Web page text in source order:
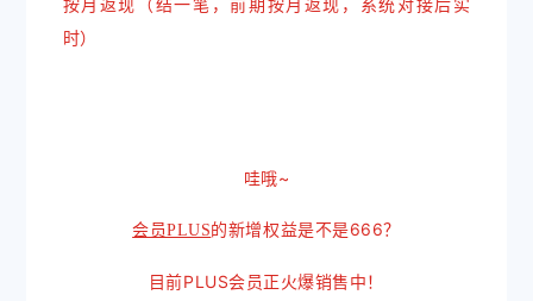
按月返现（结一笔，前期按月返现，系统对接后实
时）
哇哦~
会员PLUS的新增权益是不是666？
目前PLUS会员正火爆销售中！